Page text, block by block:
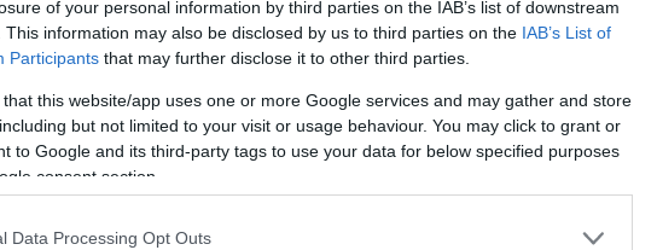
of your personal information by third parties on the IAB’s list of downstream
This information may also be disclosed by us to third parties on the IAB’s List of
Participants that may further disclose it to other third parties.
that this website/app uses one or more Google services and may gather and store
but not limited to your visit or usage behaviour. You may click to grant or
to Google and its third-party tags to use your data for below specified purposes
consent section.
Data Processing Opt Outs
stranieri, ma alcuni di questi percorsi si
a un clima di attesa prima di un annuncio
di Maurizio Sarrisi sarebbe interrotta in modo